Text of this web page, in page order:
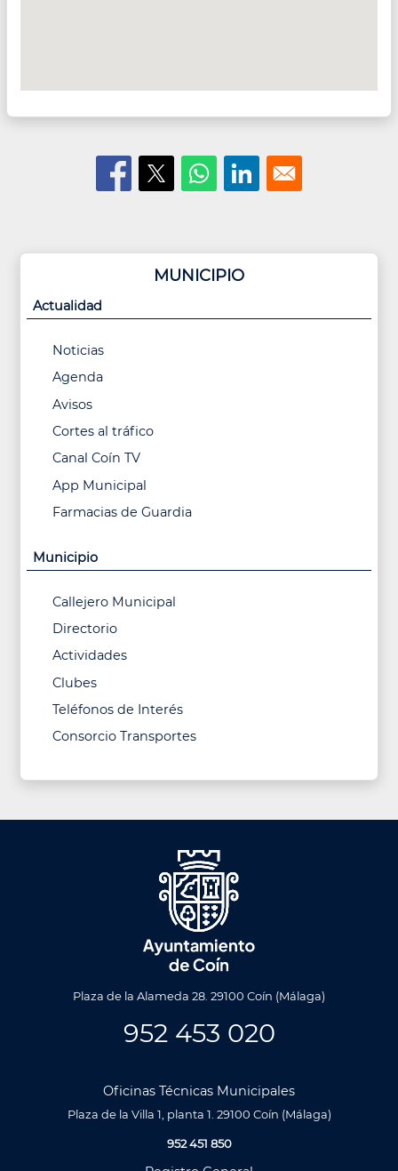
MUNICIPIO
Actualidad
Noticias
Agenda
Avisos
Cortes al tráfico
Canal Coín TV
App Municipal
Farmacias de Guardia
Municipio
Callejero Municipal
Directorio
Actividades
Clubes
Teléfonos de Interés
Consorcio Transportes
Plaza de la Alameda 28. 29100 Coín (Málaga)
952 453 020
Oficinas Técnicas Municipales
Plaza de la Villa 1, planta 1. 29100 Coín (Málaga)
952 451 850